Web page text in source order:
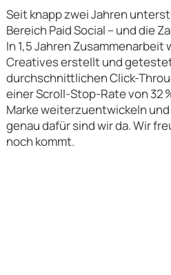
Seit knapp zwei Jahren
Bereich Paid Social – und die
In 1,5 Jahren Zusammenarbeit
Creatives erstellt und
durchschnittlichen Click-
einer Scroll-Stop-Rate von 32
Marke weiterzuentwickeln
genau dafür sind wir da. Wir
noch kommt.